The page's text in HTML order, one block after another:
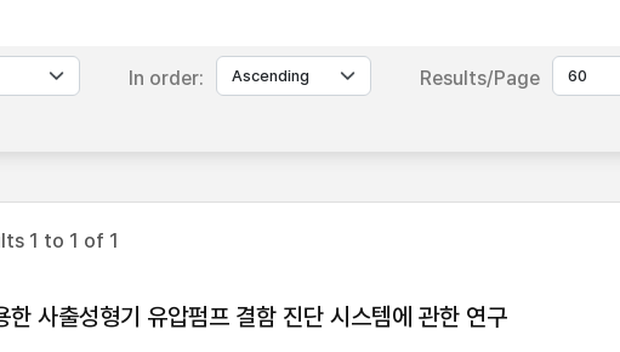
In order: Results/Page
1 to 1 of 1
한 사출성형기 유압펌프 결함 진단 시스템에 관한 연구